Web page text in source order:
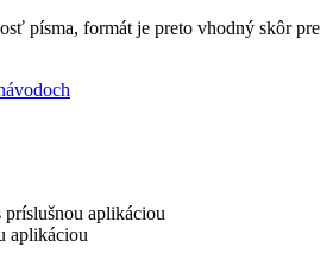
písma, formát je preto vhodný skôr pre
príslušnou aplikáciou
aplikáciou